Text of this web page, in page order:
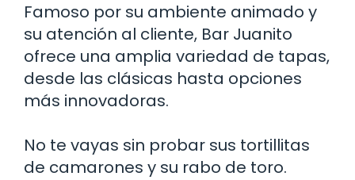
Famoso por su ambiente animado y
su atención al cliente, Bar Juanito
ofrece una amplia variedad de tapas,
desde las clásicas hasta opciones
más innovadoras.
No te vayas sin probar sus tortillitas
de camarones y su rabo de toro.